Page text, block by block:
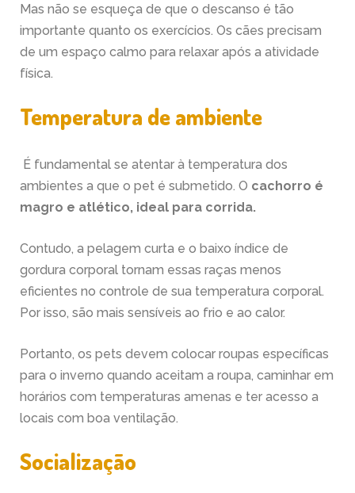
Mas não se esqueça de que o descanso é tão
importante quanto os exercícios. Os cães precisam
de um espaço calmo para relaxar após a atividade
física.
Temperatura de ambiente
É fundamental se atentar à temperatura dos
ambientes a que o pet é submetido. O cachorro é
magro e atlético, ideal para corrida.
Contudo, a pelagem curta e o baixo índice de
gordura corporal tornam essas raças menos
eficientes no controle de sua temperatura corporal.
Por isso, são mais sensíveis ao frio e ao calor.
Portanto, os pets devem colocar roupas específicas
para o inverno quando aceitam a roupa, caminhar em
horários com temperaturas amenas e ter acesso a
locais com boa ventilação.
Socialização